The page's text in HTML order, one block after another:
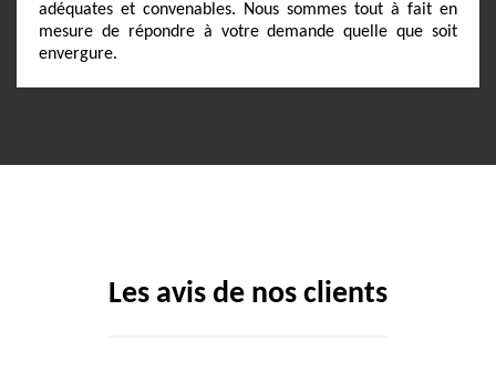
adéquates et convenables. Nous sommes tout à fait en
mesure de répondre à votre demande quelle que soit
envergure.
Les avis de nos clients